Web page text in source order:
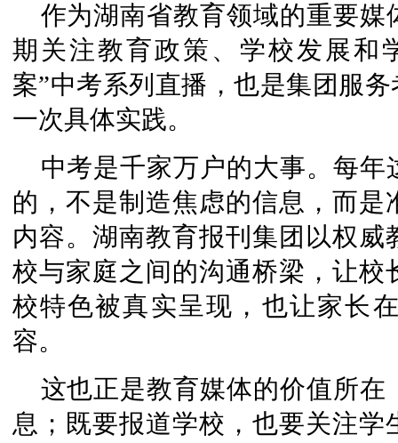
作为湖南省教育领域的重要
期关注教育政策、学校发展和
案”中考系列直播，也是集团服
一次具体实践。
中考是千家万户的大事。每
的，不是制造焦虑的信息，而
内容。湖南教育报刊集团以权
校与家庭之间的沟通桥梁，让
校特色被真实呈现，也让家长
容。
这也正是教育媒体的价值所
息；既要报道学校，也要关注